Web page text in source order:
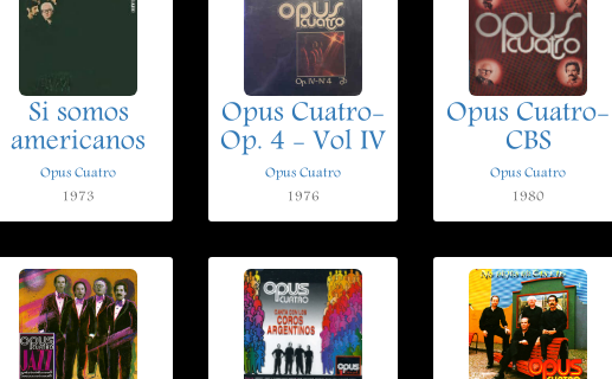
Si somos
americanos
Opus Cuatro
1973
Opus Cuatro-
Op. 4 - Vol IV
Opus Cuatro
1976
Opus Cuatro-
CBS
Opus Cuatro
1980